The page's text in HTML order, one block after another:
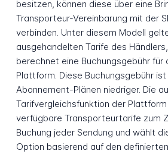
besitzen, können diese über eine
Transporteur-Vereinbarung mit der
verbinden. Unter diesem Modell
ausgehandelten Tarife des
berechnet eine Buchungsgebühr für
Plattform. Diese Buchungsgebühr
Abonnement-Plänen niedriger. Die
Tarifvergleichsfunktion der
verfügbare Transporteurtarife zum
Buchung jeder Sendung und wählt
Option basierend auf den